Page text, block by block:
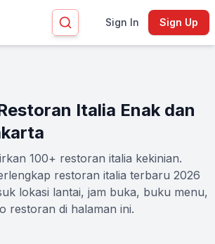
Sign In Sign Up
Italia Enak dan
100+ restoran italia kekinian.
restoran italia terbaru 2026
lokasi lantai, jam buka, buku menu,
restoran di halaman ini.